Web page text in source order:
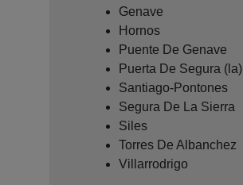
Genave
Hornos
Puente De Genave
Puerta De Segura (la)
Santiago-Pontones
Segura De La Sierra
Siles
Torres De Albanchez
Villarrodrigo